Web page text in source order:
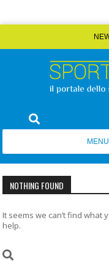
to
Sport&Impianti
NOTHING FOUND
It seems we can’t find what
help.